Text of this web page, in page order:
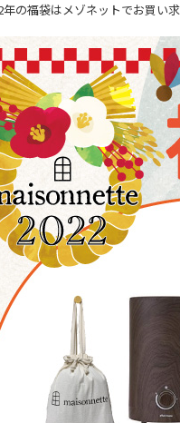
年の福袋はメゾネットでお買い